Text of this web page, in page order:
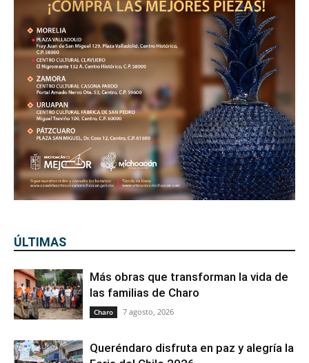
ÚLTIMAS
Más obras que transforman la vida de
las familias de Charo
Charo 7 agosto, 2026
Queréndaro disfruta en paz y alegría la